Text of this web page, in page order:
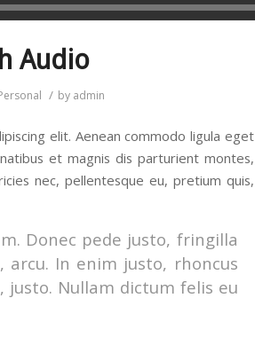
Audio
/ by admin
elit. Aenean commodo ligula eget
et magnis dis parturient montes,
nec, pellentesque eu, pretium quis,
Donec pede justo, fringilla
In enim justo, rhoncus
Nullam dictum felis eu